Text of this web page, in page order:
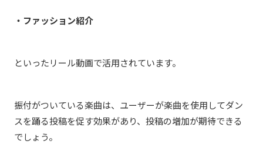
・ファッション紹介
といったリール動画で活用されています。
振付がついている楽曲は、ユーザーが楽曲を使用してダン
スを踊る投稿を促す効果があり、投稿の増加が期待できる
でしょう。